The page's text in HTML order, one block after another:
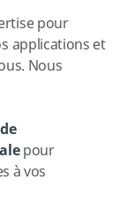
pour
applications et
Nous
pour
à vos